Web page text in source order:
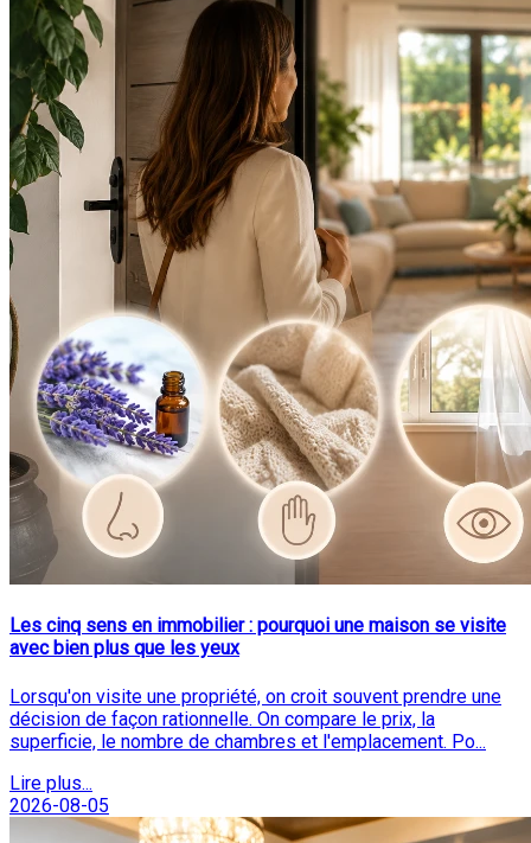
Les cinq sens en immobilier : pourquoi une maison se visite
avec bien plus que les yeux
Lorsqu'on visite une propriété, on croit souvent prendre une
décision de façon rationnelle. On compare le prix, la
superficie, le nombre de chambres et l'emplacement. Po...
Lire plus...
2026-08-05